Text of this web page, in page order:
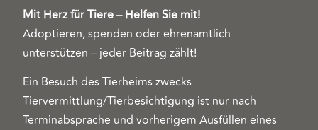
Mit Herz für Tiere – Helfen Sie mit!
Adoptieren, spenden oder ehrenamtlich
unterstützen – jeder Beitrag zählt!
Ein Besuch des Tierheims zwecks
Tiervermittlung/Tierbesichtigung ist nur nach
Terminabsprache und vorherigem Ausfüllen eines